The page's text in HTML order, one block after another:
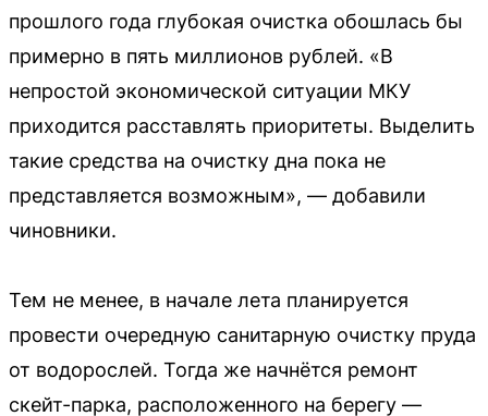
прошлого года глубокая очистка обошлась бы
примерно в пять миллионов рублей. «В
непростой экономической ситуации МКУ
приходится расставлять приоритеты. Выделить
такие средства на очистку дна пока не
представляется возможным», — добавили
чиновники.
Тем не менее, в начале лета планируется
провести очередную санитарную очистку пруда
от водорослей. Тогда же начнётся ремонт
скейт-парка, расположенного на берегу —